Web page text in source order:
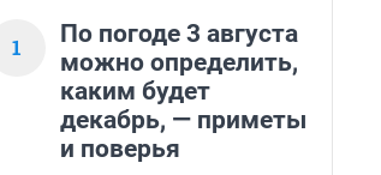
1
По погоде 3 августа
можно определить,
каким будет
декабрь, — приметы
и поверья